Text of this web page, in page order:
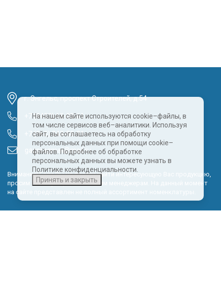
На нашем сайте используются cookie–файлы, в
том числе сервисов веб–аналитики. Используя
сайт, вы соглашаетесь на обработку
персональных данных при помощи cookie–
файлов. Подробнее об обработке
персональных данных вы можете узнать в
Политике конфиденциальности.
Принять и закрыть
г. Энгельс, проспект Строителей, д.54
+7 (8452) 68-00-61
+7 (960) 343-55-81
gazpragmat@mail.ru
Внимание! Если Вы не смогли найти интересующую Вас продукцию,
просим Вас обращаться к нашим менеджерам. На данный момент
на сайте представлен не полный ассортимент номенклатуры.